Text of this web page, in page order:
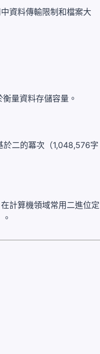
資料傳輸限制和檔案大
量資料存儲容量。
於二的冪次（1,048,576字
計算機領域常用二進位定